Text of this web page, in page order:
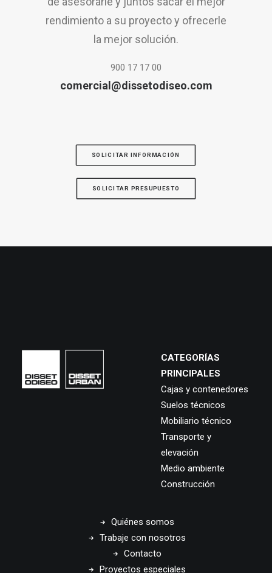
rendimiento a su proyecto y ofrecerle
la mejor solución.
900 17 17 00
comercial@dissetodiseo.com
SOLICITAR INFORMACIÓN
SOLICITAR PRESUPUESTO
CATEGORÍAS
PRINCIPALES
Cajas y contenedores
Suelos técnicos
Mobiliario técnico
Transporte y
elevación
Medio ambiente
Construcción
Quiénes somos
Trabaje con nosotros
Contacto
Proyectos especiales